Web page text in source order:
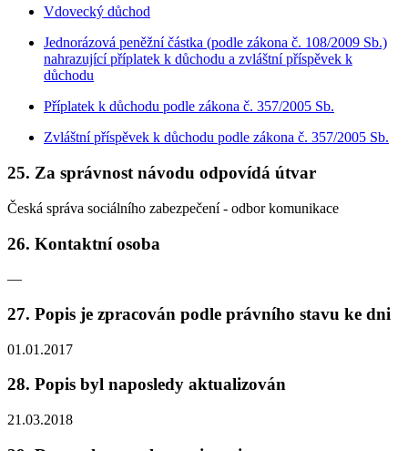
Vdovecký důchod
Jednorázová peněžní částka (podle zákona č. 108/2009 Sb.)
nahrazující příplatek k důchodu a zvláštní příspěvek k
důchodu
Příplatek k důchodu podle zákona č. 357/2005 Sb.
Zvláštní příspěvek k důchodu podle zákona č. 357/2005 Sb.
25. Za správnost návodu odpovídá útvar
Česká správa sociálního zabezpečení - odbor komunikace
26. Kontaktní osoba
—
27. Popis je zpracován podle právního stavu ke dni
01.01.2017
28. Popis byl naposledy aktualizován
21.03.2018